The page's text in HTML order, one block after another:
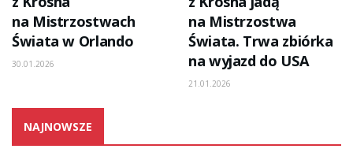
na Mistrzostwach
Świata w Orlando
30.01.2026
na Mistrzostwa
Świata. Trwa zbiórka
na wyjazd do USA
21.01.2026
NAJNOWSZE